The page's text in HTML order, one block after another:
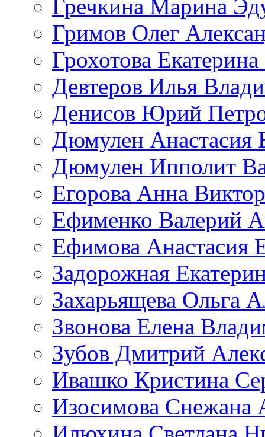
Гречкина Марина
Гримов Олег
Грохотова
Девтеров Илья
Денисов Юрий
Дюмулен Анастасия
Дюмулен Ипполит
Егорова Анна
Ефименко Валерий
Ефимова Анастасия
Задорожная
Захарьящева Ольга
Звонова Елена
Зубов Дмитрий
Ивашко Кристина
Изосимова Снежана